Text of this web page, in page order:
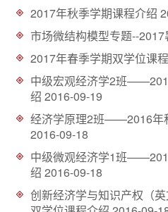
2017年秋季学期课程介绍
市场微结构模型专题--
2017年春季学期双学位课
中级宏观经济学2班
绍 2016-09-19
经济学原理2班——2016年
2016-09-18
中级微观经济学1班
绍 2016-09-18
创新经济学与知识产权（